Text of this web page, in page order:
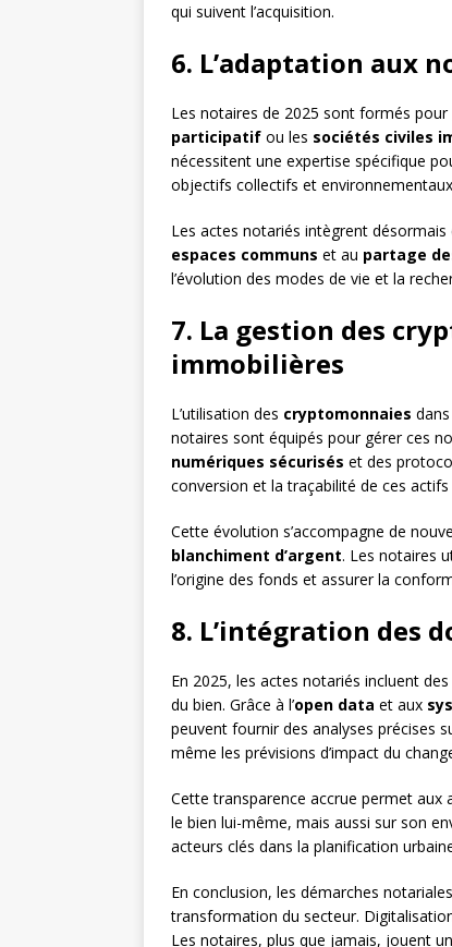
qui suivent l’acquisition.
6. L’adaptation aux
Les notaires de 2025 sont formés
participatif ou les sociétés civiles
nécessitent une expertise spécifique
objectifs collectifs et
Les actes notariés intègrent désormais
espaces communs et au partage
l’évolution des modes de vie et la
7. La gestion des
immobilières
L’utilisation des cryptomonnaies
notaires sont équipés pour gérer ces
numériques sécurisés et des
conversion et la traçabilité de ces actifs
Cette évolution s’accompagne de
blanchiment d’argent. Les notaires
l’origine des fonds et assurer la
8. L’intégration des
En 2025, les actes notariés incluent
du bien. Grâce à l’open data et aux
peuvent fournir des analyses précises
même les prévisions d’impact du
Cette transparence accrue permet aux
le bien lui-même, mais aussi sur son
acteurs clés dans la planification
En conclusion, les démarches
transformation du secteur.
Les notaires, plus que jamais, jouent